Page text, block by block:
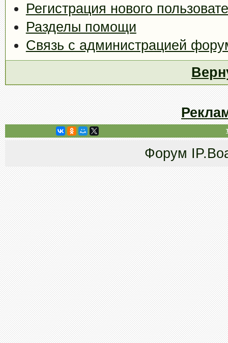
Регистрация нового
Разделы помощи
Связь с администрацией
Форум